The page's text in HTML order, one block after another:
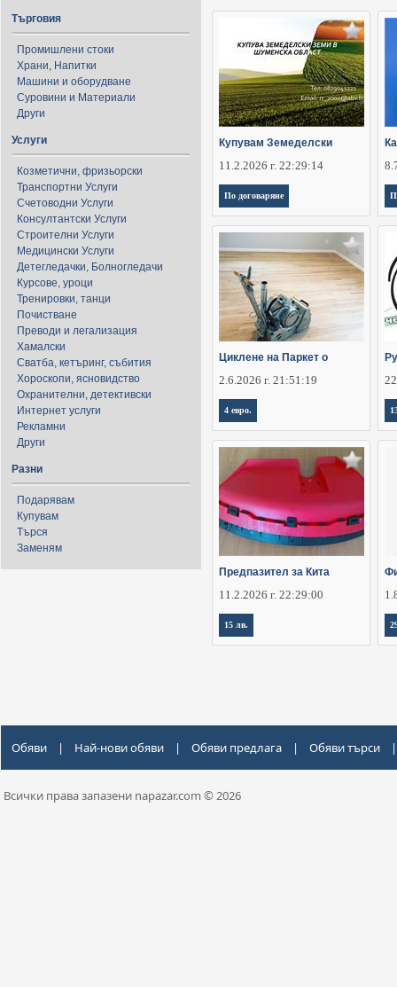
Търговия
Промишлени стоки
Храни, Напитки
Машини и оборудване
Суровини и Материали
Други
Услуги
Козметични, фризьорски
Транспортни Услуги
Счетоводни Услуги
Консултантски Услуги
Строителни Услуги
Медицински Услуги
Детегледачки, Болногледачи
Курсове, уроци
Тренировки, танци
Почистване
Преводи и легализация
Хамалски
Сватба, кетъринг, събития
Хороскопи, ясновидство
Охранителни, детективски
Интернет услуги
Рекламни
Други
Разни
Подарявам
Купувам
Търся
Заменям
Купувам Земеделски
11.2.2026 г. 22:29:14
По договаряне
Циклене на Паркет о
2.6.2026 г. 21:51:19
4 евро.
Предпазител за Кита
11.2.2026 г. 22:29:00
15 лв.
Обяви | Най-нови обяви | Обяви предлага | Обяви търси |
Всички права запазени napazar.com © 2026